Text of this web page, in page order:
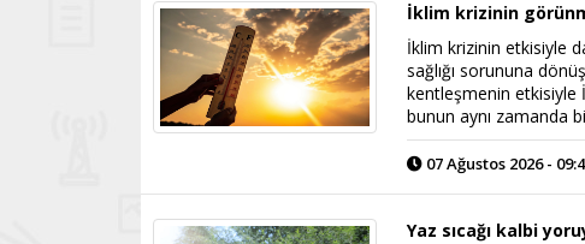
İklim krizinin
İklim krizinin etkisiyle
sağlığı sorununa
kentleşmenin etkisiyle
bunun aynı zamanda
07 Ağustos 2026 -
Yaz sıcağı kalbi